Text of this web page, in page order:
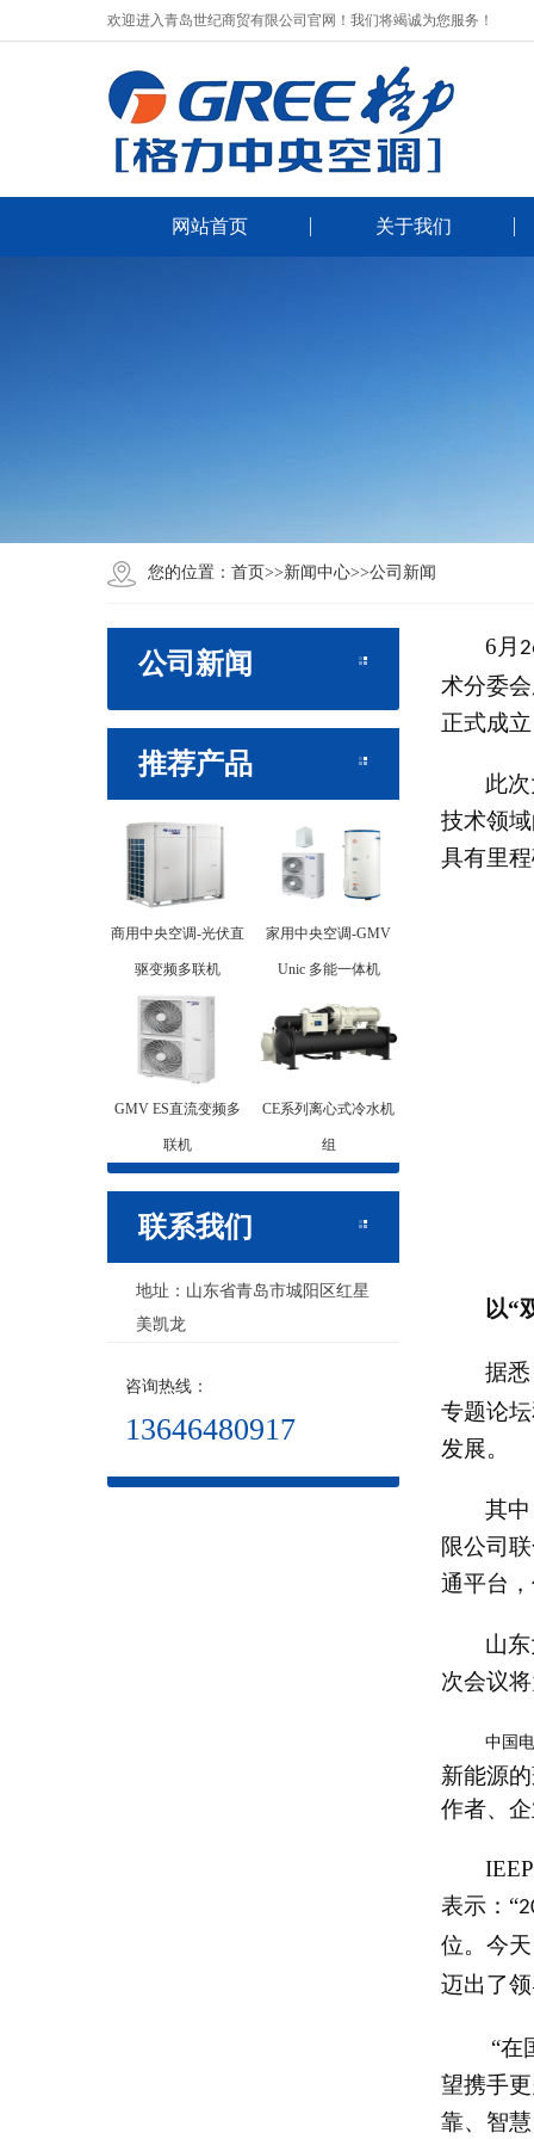
欢迎进入青岛世纪商贸有限公司官网！我们将竭诚为您服务！
网站首页 关于我们
您的位置： 首页>>新闻中心>>公司新闻
公司新闻
推荐产品
商用中央空调-光伏直
驱变频多联机
家用中央空调-GMV
Unic 多能一体机
GMV ES直流变频多
联机
CE系列离心式冷水机
组
联系我们
地址：山东省青岛市城阳区红星
美凯龙
咨询热线：
13646480917
6 月
术分委
正式成
此
技术领
具有里
以“
据
专题论
发展。
其
限公司
通平台
山
次会议
中国
新能源
作者、
表示：“
位。今
迈出了
“在
望携手
靠、智